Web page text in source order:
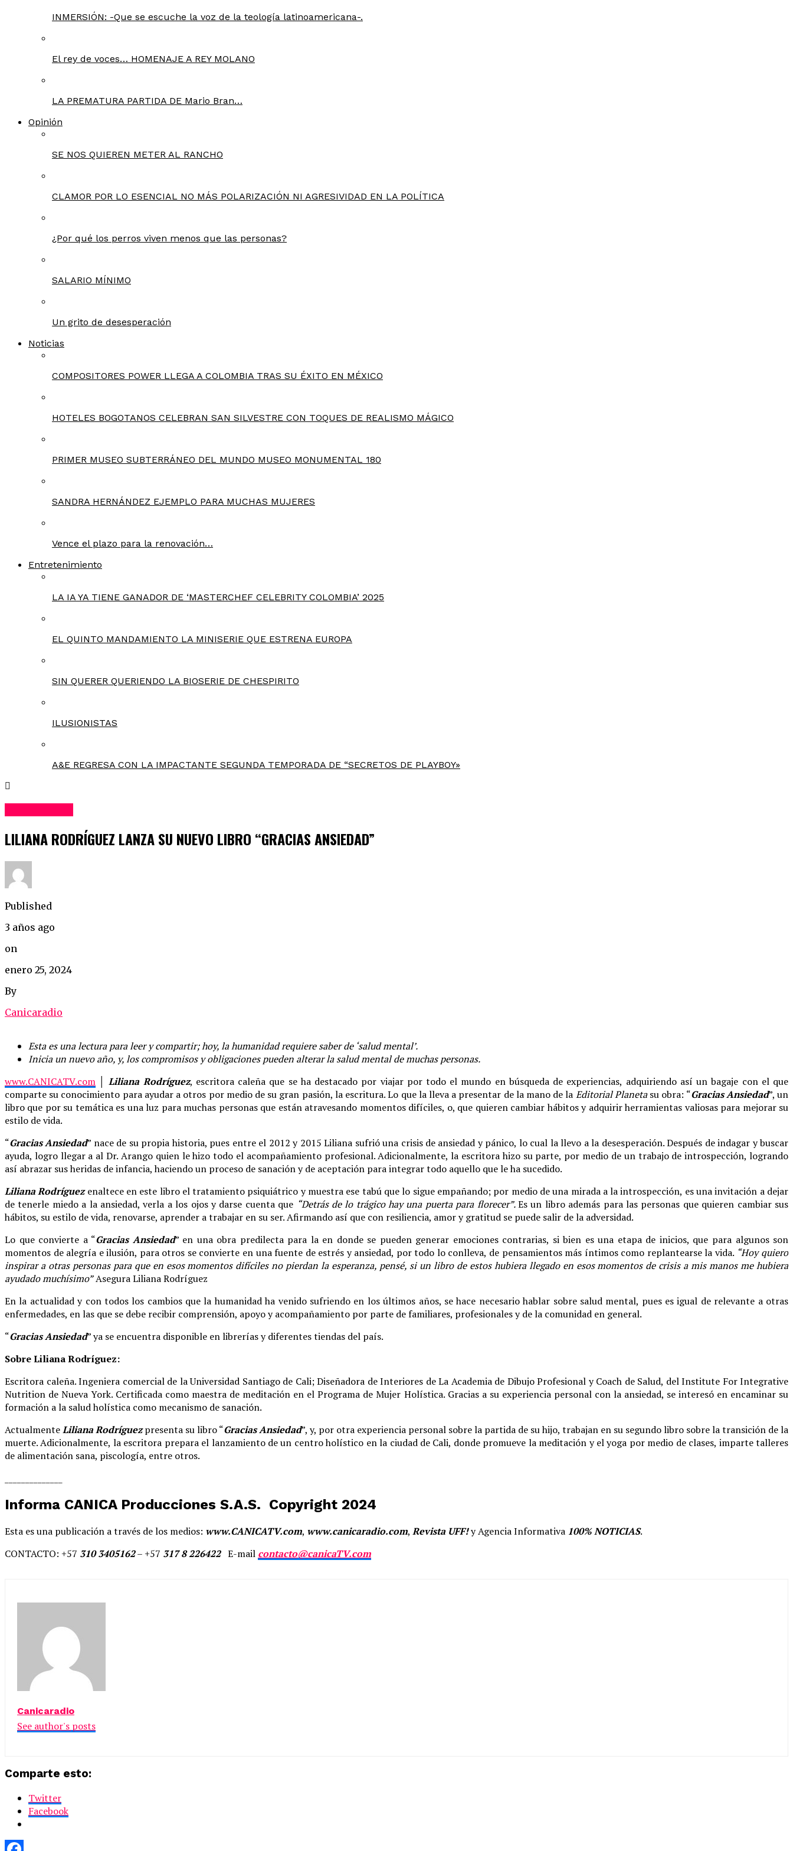
INMERSIÓN: -Que se escuche la voz de la teología latinoamericana-.
El rey de voces… HOMENAJE A REY MOLANO
LA PREMATURA PARTIDA DE Mario Bran…
Opinión
SE NOS QUIEREN METER AL RANCHO
CLAMOR POR LO ESENCIAL NO MÁS POLARIZACIÓN NI AGRESIVIDAD EN LA POLÍTICA
¿Por qué los perros viven menos que las personas?
SALARIO MÍNIMO
Un grito de desesperación
Noticias
COMPOSITORES POWER LLEGA A COLOMBIA TRAS SU ÉXITO EN MÉXICO
HOTELES BOGOTANOS CELEBRAN SAN SILVESTRE CON TOQUES DE REALISMO MÁGICO
PRIMER MUSEO SUBTERRÁNEO DEL MUNDO MUSEO MONUMENTAL 180
SANDRA HERNÁNDEZ EJEMPLO PARA MUCHAS MUJERES
Vence el plazo para la renovación…
Entretenimiento
LA IA YA TIENE GANADOR DE ‘MASTERCHEF CELEBRITY COLOMBIA’ 2025
EL QUINTO MANDAMIENTO LA MINISERIE QUE ESTRENA EUROPA
SIN QUERER QUERIENDO LA BIOSERIE DE CHESPIRITO
ILUSIONISTAS
A&E REGRESA CON LA IMPACTANTE SEGUNDA TEMPORADA DE “SECRETOS DE PLAYBOY»
LILIANA RODRÍGUEZ LANZA SU NUEVO LIBRO “GRACIAS ANSIEDAD”
Published
3 años ago
on
enero 25, 2024
By
Canicaradio
Esta es una lectura para leer y compartir; hoy, la humanidad requiere saber de ‘salud mental’.
Inicia un nuevo año, y, los compromisos y obligaciones pueden alterar la salud mental de muchas personas.
www.CANICATV.com
Liliana Rodríguez, escritora caleña que se ha destacado por viajar por todo el mundo en búsqueda de experiencias, adquiriendo así un bagaje con el que
comparte su conocimiento para ayudar a otros por medio de su gran pasión, la escritura. Lo que la lleva a presentar de la mano de la Editorial Planetasu obra: “Gracias Ansiedad”, un
libro que por su temática es una luz para muchas personas que están atravesando momentos difíciles, o, que quieren cambiar hábitos y adquirir herramientas valiosas para mejorar su
estilo de vida.
“Gracias Ansiedad” nace de su propia historia, pues entre el 2012 y 2015 Liliana sufrió una crisis de ansiedad y pánico, lo cual la llevo a la desesperación. Después de indagar y buscar
ayuda, logro llegar a al Dr. Arango quien le hizo todo el acompañamiento profesional. Adicionalmente, la escritora hizo su parte, por medio de un trabajo de introspección, logrando
así abrazar sus heridas de infancia, haciendo un proceso de sanación y de aceptación para integrar todo aquello que le ha sucedido.
Liliana Rodríguezenaltece en este libro el tratamiento psiquiátrico y muestra ese tabú que lo sigue empañando; por medio de una mirada a la introspección, es una invitación a dejar
de tenerle miedo a la ansiedad, verla a los ojos y darse cuenta que “Detrás de lo trágico hay una puerta para florecer”.Es un libro además para las personas que quieren cambiar sus
hábitos, su estilo de vida, renovarse, aprender a trabajar en su ser. Afirmando así que con resiliencia, amor y gratitud se puede salir de la adversidad.
Lo que convierte a “Gracias Ansiedad” en una obra predilecta para la en donde se pueden generar emociones contrarias, si bien es una etapa de inicios, que para algunos son
momentos de alegría e ilusión, para otros se convierte en una fuente de estrés y ansiedad, por todo lo conlleva, de pensamientos más íntimos como replantearse la vida. “Hoy quiero
inspirar a otras personas para que en esos momentos difíciles no pierdan la esperanza, pensé, si un libro de estos hubiera llegado en esos momentos de crisis a mis manos me hubiera
ayudado muchísimo”Asegura Liliana Rodríguez
En la actualidad y con todos los cambios que la humanidad ha venido sufriendo en los últimos años, se hace necesario hablar sobre salud mental, pues es igual de relevante a otras
enfermedades, en las que se debe recibir comprensión, apoyo y acompañamiento por parte de familiares, profesionales y de la comunidad en general.
“Gracias Ansiedad” ya se encuentra disponible en librerías y diferentes tiendas del país.
Sobre Liliana Rodríguez:
Escritora caleña. Ingeniera comercial de la Universidad Santiago de Cali; Diseñadora de Interiores de La Academia de Dibujo Profesional y Coach de Salud, del Institute For Integrative
Nutrition de Nueva York. Certificada como maestra de meditación en el Programa de Mujer Holística. Gracias a su experiencia personal con la ansiedad, se interesó en encaminar su
formación a la salud holística como mecanismo de sanación.
ActualmenteLiliana Rodríguezpresenta su libro “Gracias Ansiedad”, y, por otra experiencia personal sobre la partida de su hijo, trabajan en su segundo libro sobre la transición de la
muerte. Adicionalmente, la escritora prepara el lanzamiento de un centro holístico en la ciudad de Cali, donde promueve la meditación y el yoga por medio de clases, imparte talleres
de alimentación sana, piscología, entre otros.
Informa CANICA Producciones S.A.S. Copyright 2024
Esta es una publicación a través de los medios: www.CANICATV.com, www.canicaradio.com, Revista UFF!y Agencia Informativa 100% NOTICIAS.
CONTACTO: +57 310 3405162– +57 317 8 226422E-mail contacto@canicaTV.com
Canicaradio
See author's posts
Comparte esto:
Twitter
Facebook